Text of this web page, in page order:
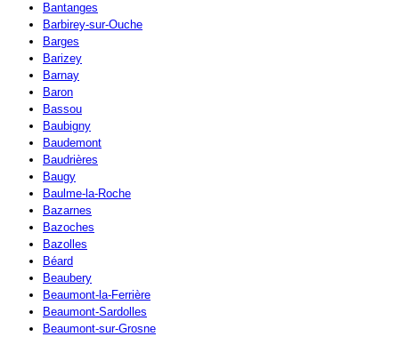
Bantanges
Barbirey-sur-Ouche
Barges
Barizey
Barnay
Baron
Bassou
Baubigny
Baudemont
Baudrières
Baugy
Baulme-la-Roche
Bazarnes
Bazoches
Bazolles
Béard
Beaubery
Beaumont-la-Ferrière
Beaumont-Sardolles
Beaumont-sur-Grosne